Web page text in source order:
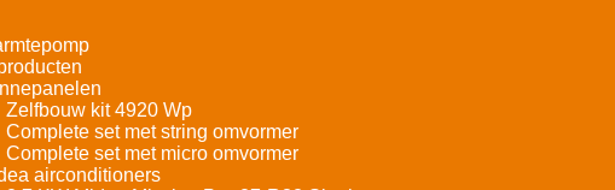
Zelfbouw kit 4920 Wp
Complete set met string omvormer
Complete set met micro omvormer
airconditioners